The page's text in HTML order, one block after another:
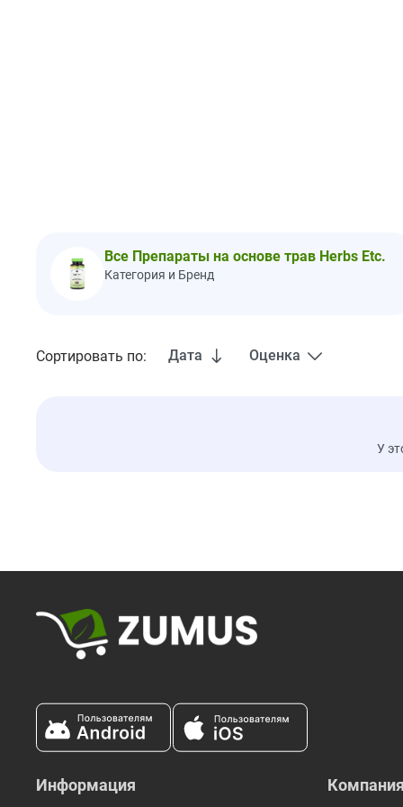
Все Препараты на основе трав Herbs Etc.
Категория и Бренд
Сортировать по: Дата Оценка
У
Информация Компания